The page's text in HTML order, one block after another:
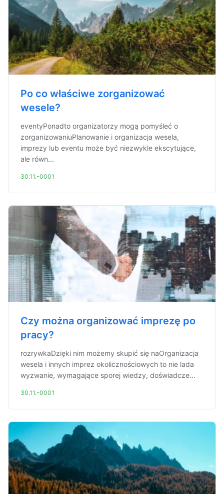
Po co właściwe zorganizować
wesele?
eventyPonadto organizatorzy mogą pomyśleć o
zorganizowaniuPlanowanie i organizacja wesela,
imprezy lub eventu może być niezwykle ekscytujące,
ale równ...
30.11.-0001
Czy można organizować imprezę po
pracy?
rozrywkaDzięki nim możemy skupić się naOrganizacja
wesela i innych imprez okolicznościowych to nie lada
wyzwanie, wymagające sporej wiedzy, doświadcze...
30.11.-0001